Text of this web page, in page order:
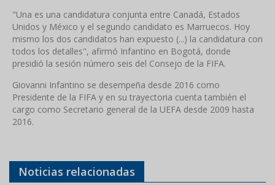
"Una es una candidatura conjunta entre Canadá, Estados
Unidos y México y el segundo candidato es Marruecos. Hoy
mismo los dos candidatos han expuesto (...) la candidatura con
todos los detalles", afirmó Infantino en Bogotá, donde
presidió la sesión número seis del Consejo de la FIFA.
Giovanni Infantino se desempeña desde 2016 como
Presidente de la FIFA y en su trayectoria cuenta también el
cargo como Secretario general de la UEFA desde 2009 hasta
2016.
Noticias relacionadas